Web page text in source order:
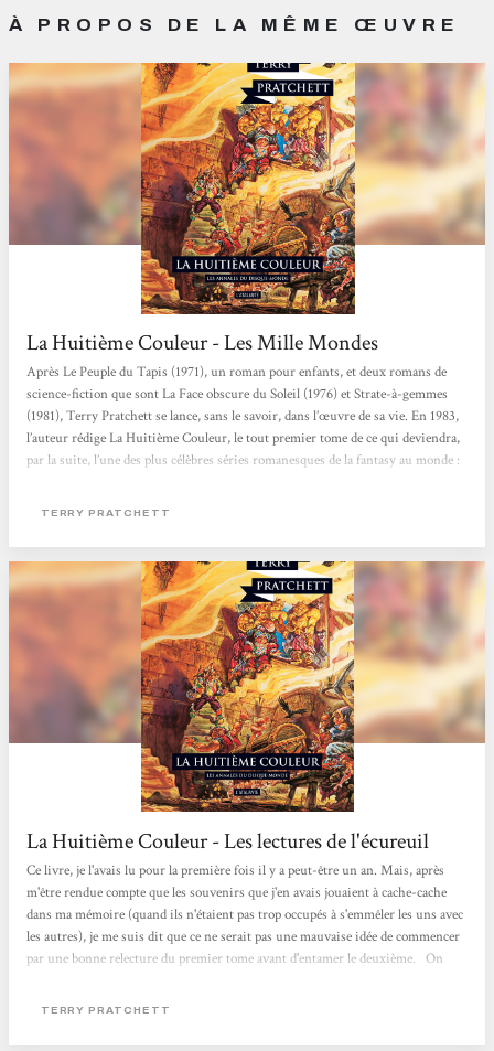
À PROPOS DE LA MÊME ŒUVRE
La Huitième Couleur - Les Mille Mondes
Après Le Peuple du Tapis (1971), un roman pour enfants, et deux romans de
science-fiction que sont La Face obscure du Soleil (1976) et Strate-à-gemmes
(1981), Terry Pratchett se lance, sans le savoir, dans l’œuvre de sa vie. En 1983,
l’auteur rédige La Huitième Couleur, le tout premier tome de ce qui deviendra,
par la suite, l’une des plus célèbres séries romanesques de la fantasy au monde :
recherche des ennuis Le Disque-Monde est, comme son nom l’indique, un
TERRY PRATCHETT
La Huitième Couleur - Les lectures de l'écureuil
Ce livre, je l'avais lu pour la première fois il y a peut-être un an. Mais, après
m'être rendue compte que les souvenirs que j'en avais jouaient à cache-cache
dans ma mémoire (quand ils n'étaient pas trop occupés à s'emmêler les uns avec
les autres), je me suis dit que ce ne serait pas une mauvaise idée de commencer
par une bonne relecture du premier tome avant d'entamer le deuxième. On
incapacité folle à voir le danger qui pourtant se trouve juste sous son nez (et
TERRY PRATCHETT